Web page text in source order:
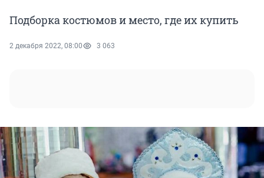
Подборка костюмов и место, где их купить
2 декабря 2022, 08:00 3 063